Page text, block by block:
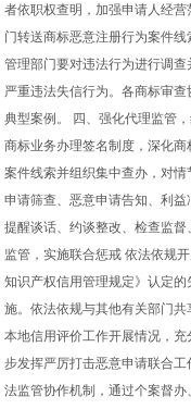
者依职权查明，加强申请人经
门转送商标恶意注册行为案件
管理部门要对违法行为进行调
严重违法失信行为。各商标审
典型案例。 四、强化代理监管
商标业务办理签名制度，深化
案件线索并组织集中查办，对
申请筛查、恶意申请告知、利
提醒谈话、约谈整改、检查监
监管，实施联合惩戒 依法依规
知识产权信用管理规定》认定
施。依法依规与其他有关部门
本地信用评价工作开展情况，
步发挥严厉打击恶意申请联合
法监管协作机制，通过个案督